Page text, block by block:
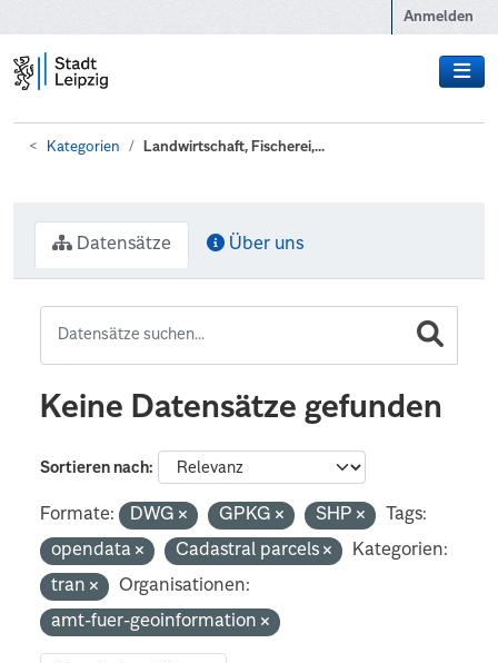
Anmelden
Kategorien Landwirtschaft, Fischerei,...
Datensätze Über uns
Keine Datensätze gefunden
Sortieren nach
Formate: DWG GPKG SHP
Tags:
opendata
Cadastral parcels
Kategorien:
tran
Organisationen:
amt-fuer-geoinformation